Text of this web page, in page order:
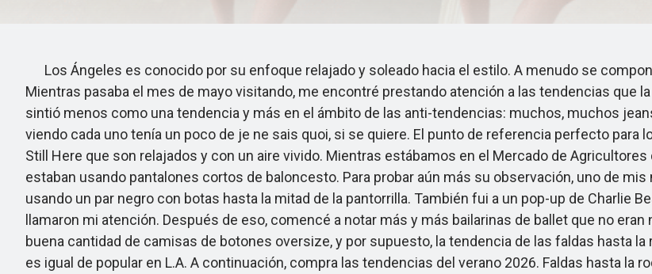
Los Ángeles es conocido por su enfoque relajado y soleado hacia el estilo. A menudo se
Mientras pasaba el mes de mayo visitando, me encontré prestando atención a las tendencias que
sintió menos como una tendencia y más en el ámbito de las anti-tendencias: muchos, muchos
viendo cada uno tenía un poco de je ne sais quoi, si se quiere. El punto de referencia perfecto para
Still Here que son relajados y con un aire vivido. Mientras estábamos en el Mercado de
estaban usando pantalones cortos de baloncesto. Para probar aún más su observación, uno de
usando un par negro con botas hasta la mitad de la pantorrilla. También fui a un pop-up de Charlie
llamaron mi atención. Después de eso, comencé a notar más y más bailarinas de ballet que no
buena cantidad de camisas de botones oversize, y por supuesto, la tendencia de las faldas hasta
es igual de popular en L.A. A continuación, compra las tendencias del verano 2026. Faldas hasta la